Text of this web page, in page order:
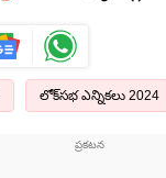
లోక్‌సభ ఎన్నికలు 2024